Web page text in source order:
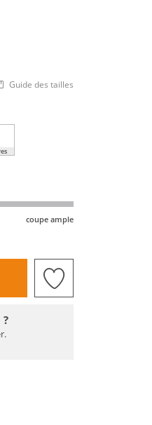
Guide des tailles
coupe ample